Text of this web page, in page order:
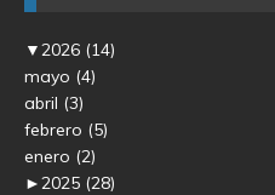
▼2026 (14)
mayo (4)
abril (3)
febrero (5)
enero (2)
►2025 (28)